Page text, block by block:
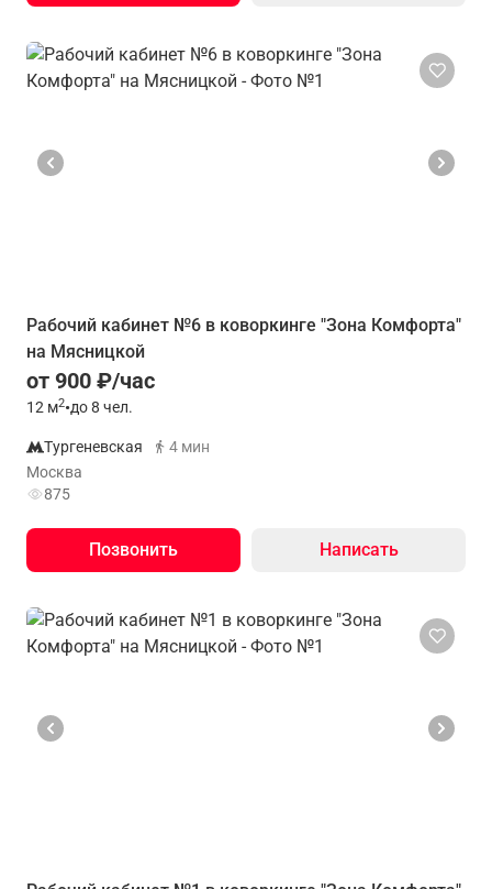
Рабочий кабинет №6 в коворкинге "Зона Комфорта"
на Мясницкой
от 900 ₽/час
12 м2•до 8 чел.
Тургеневская
4 мин
Москва
875
Позвонить Написать